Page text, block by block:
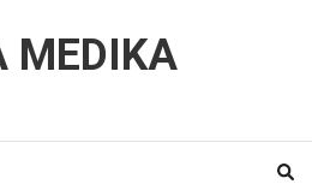
MEDIKA